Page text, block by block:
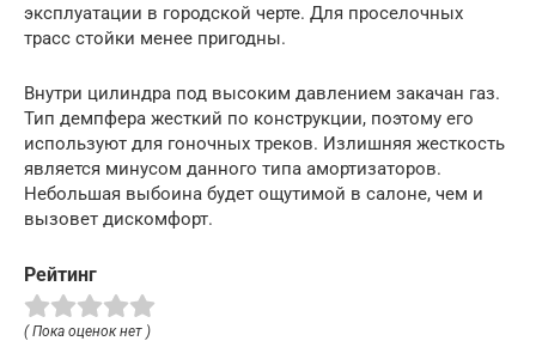
эксплуатации в городской черте. Для проселочных
трасс стойки менее пригодны.
Внутри цилиндра под высоким давлением закачан газ.
Тип демпфера жесткий по конструкции, поэтому его
используют для гоночных треков. Излишняя жесткость
является минусом данного типа амортизаторов.
Небольшая выбоина будет ощутимой в салоне, чем и
вызовет дискомфорт.
Рейтинг
( Пока оценок нет )